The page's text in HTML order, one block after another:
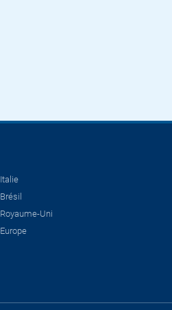
Italie
Brésil
Royaume-Uni
Europe